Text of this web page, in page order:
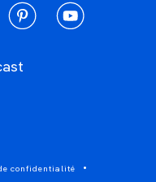
pinterestyoutube
confidentialité